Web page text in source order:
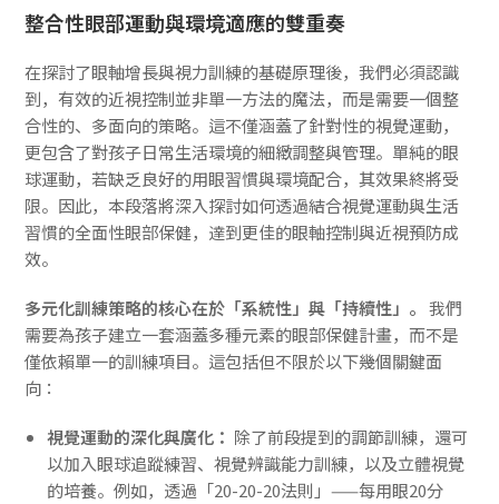
整合性眼部運動與環境適應的雙重奏
在探討了眼軸增長與視力訓練的基礎原理後，我們必須認識
到，有效的近視控制並非單一方法的魔法，而是需要一個整
合性的、多面向的策略。這不僅涵蓋了針對性的視覺運動，
更包含了對孩子日常生活環境的細緻調整與管理。單純的眼
球運動，若缺乏良好的用眼習慣與環境配合，其效果終將受
限。因此，本段落將深入探討如何透過結合視覺運動與生活
習慣的全面性眼部保健，達到更佳的眼軸控制與近視預防成
效。
多元化訓練策略的核心在於「系統性」與「持續性」。 我們
需要為孩子建立一套涵蓋多種元素的眼部保健計畫，而不是
僅依賴單一的訓練項目。這包括但不限於以下幾個關鍵面
向：
視覺運動的深化與廣化： 除了前段提到的調節訓練，還可
以加入眼球追蹤練習、視覺辨識能力訓練，以及立體視覺
的培養。例如，透過「20-20-20法則」——每用眼20分